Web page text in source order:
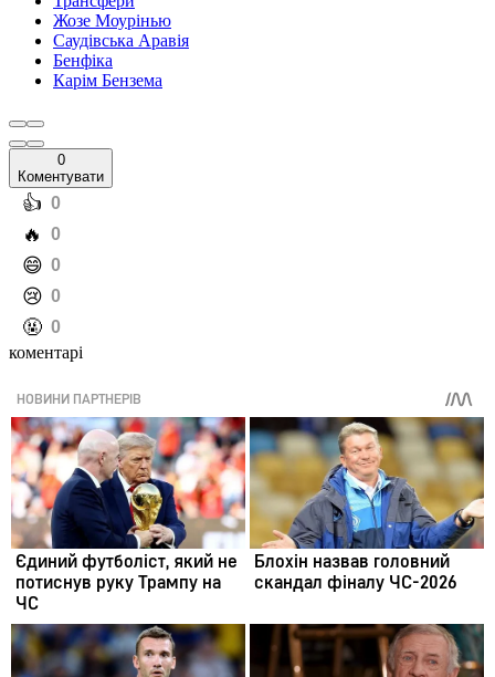
Жозе Моурінью
Саудівська Аравія
Бенфіка
Карім Бензема
0
Коментувати
️👍 0
️🔥 0
️😄 0
️😢 0
️🤬 0
коментарі